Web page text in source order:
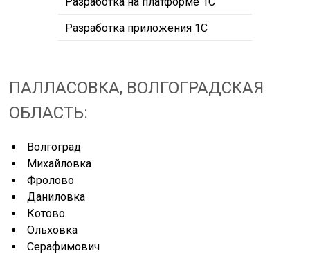
Разработка приложения 1С
ПАЛЛАСОВКА, ВОЛГОГРАДСКАЯ
ОБЛАСТЬ:
Волгоград
Михайловка
Фролово
Даниловка
Котово
Ольховка
Серафимович